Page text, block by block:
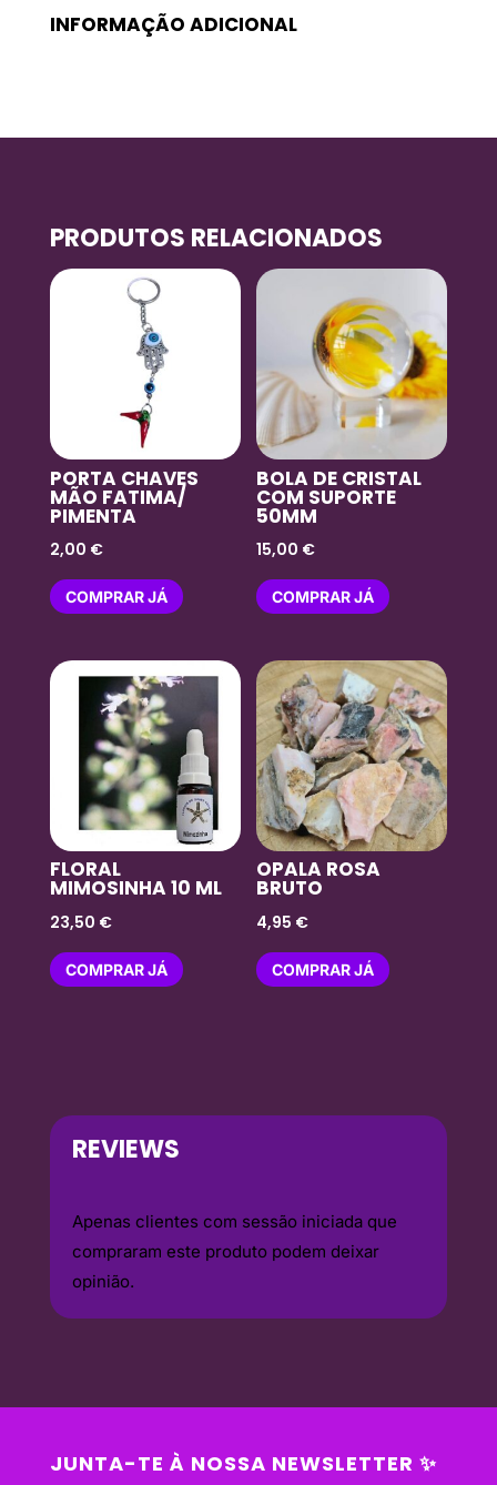
INFORMAÇÃO ADICIONAL
PRODUTOS RELACIONADOS
PORTA CHAVES
MÃO FATIMA/
PIMENTA
2,00 €
COMPRAR JÁ
BOLA DE CRISTAL
COM SUPORTE
50MM
15,00 €
COMPRAR JÁ
FLORAL
MIMOSINHA 10 ML
23,50 €
COMPRAR JÁ
OPALA ROSA
BRUTO
4,95 €
COMPRAR JÁ
REVIEWS
Apenas clientes com sessão iniciada que
compraram este produto podem deixar
opinião.
JUNTA-TE À NOSSA NEWSLETTER ✨